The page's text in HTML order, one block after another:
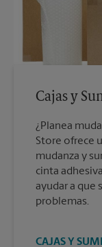
Cajas y
¿Planea
Store ofrece
mudanza y
cinta
ayudar a que
problemas.
CAJAS Y